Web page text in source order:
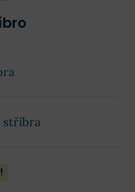
stříbra